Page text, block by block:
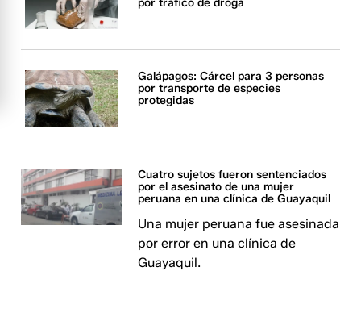
por tráfico de droga
Galápagos: Cárcel para 3 personas
por transporte de especies
protegidas
Cuatro sujetos fueron sentenciados
por el asesinato de una mujer
peruana en una clínica de Guayaquil
Una mujer peruana fue asesinada
por error en una clínica de
Guayaquil.